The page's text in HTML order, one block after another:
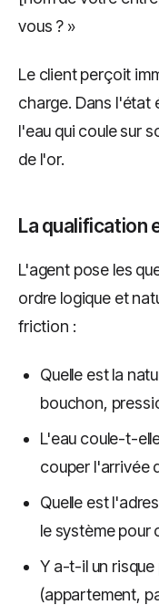
vous ? »
Le client perçoit
charge. Dans l'état
l'eau qui coule sur
de l'or.
La qualification
L'agent pose les
ordre logique et
friction :
Quelle est la
bouchon,
L'eau coule-t-
couper l'arrivée
Quelle est
le système pour
Y a-t-il un
(appartement,